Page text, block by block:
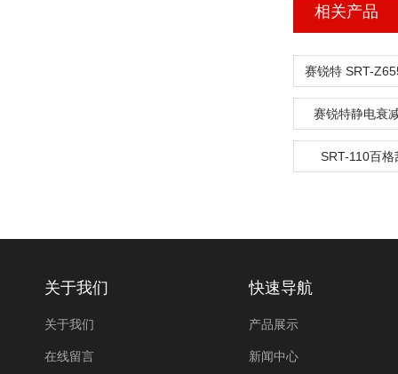
相关产品
赛锐特静电衰
SRT-110百
关于我们
关于我们
在线留言
快速导航
产品展示
新闻中心